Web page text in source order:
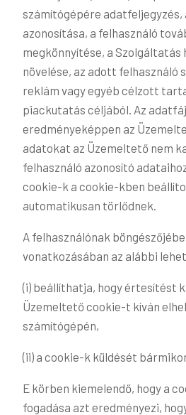
számítógépére adatfeljegyzés,
azonosítása, a felhasználó
megkönnyítése, a Szolgáltatás
növelése, az adott felhasználó
reklám vagy egyéb célzott
piackutatás céljából. Az
eredményeképpen az
adatokat az Üzemeltető nem
felhasználó azonosító
cookie-k a cookie-kben
automatikusan törlődnek.
A felhasználónak
vonatkozásában az alábbi
(i) beállíthatja, hogy értesítést
Üzemeltető cookie-t kíván
számítógépén,
(ii) a cookie-k küldését
E körben kiemelendő, hogy a
fogadása azt eredményezi,